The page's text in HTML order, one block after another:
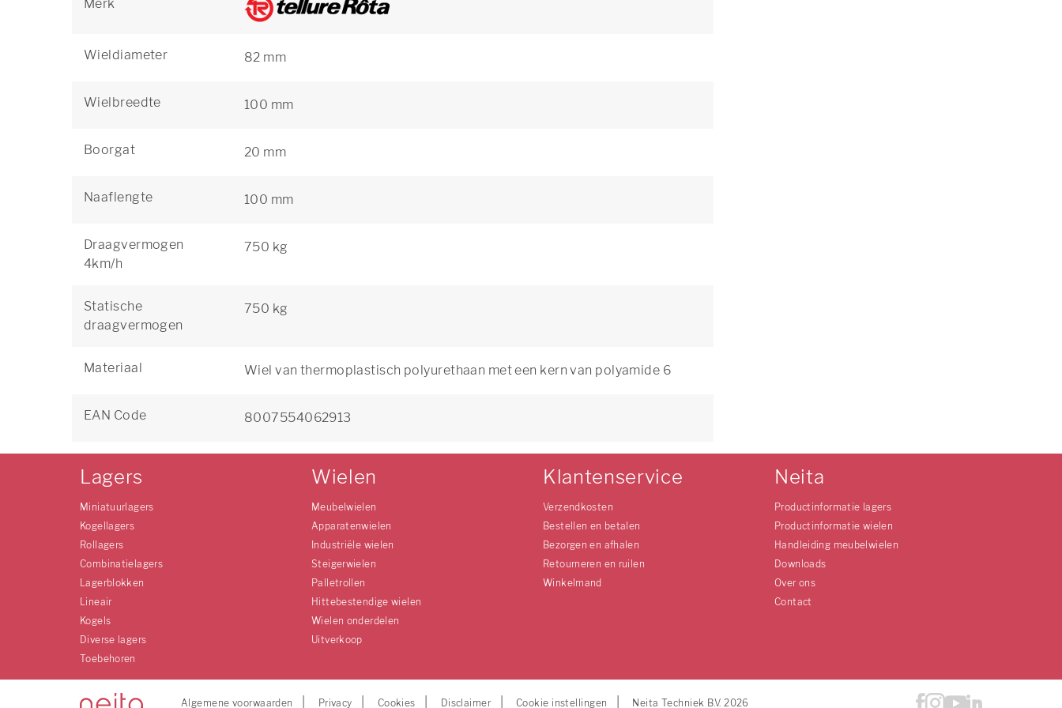
Merk
Wieldiameter 82 mm
Wielbreedte 100 mm
Boorgat 20 mm
Naaflengte 100 mm
Draagvermogen
4km/h
750 kg
Statische
draagvermogen
750 kg
Materiaal Wiel van thermoplastisch polyurethaan met een kern van polyamide 6
EAN Code 8007554062913
Lagers
Miniatuurlagers
Kogellagers
Rollagers
Combinatielagers
Lagerblokken
Lineair
Kogels
Diverse lagers
Toebehoren
Wielen
Meubelwielen
Apparatenwielen
Industriële wielen
Steigerwielen
Palletrollen
Hittebestendige wielen
Wielen onderdelen
Uitverkoop
Klantenservice
Verzendkosten
Bestellen en betalen
Bezorgen en afhalen
Retourneren en ruilen
Winkelmand
Neita
Productinformatie lagers
Productinformatie wielen
Handleiding meubelwielen
Downloads
Over ons
Contact
Algemene voorwaarden Privacy Cookies Disclaimer Cookie instellingen Neita Techniek B.V. 2026